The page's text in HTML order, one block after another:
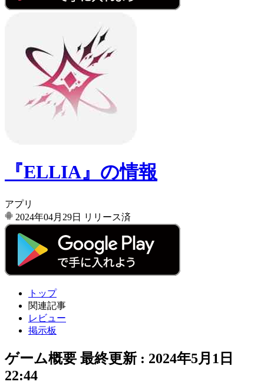
『ELLIA』の情報
アプリ
2024年04月29日
リリース済
トップ
関連記事
レビュー
掲示板
ゲーム概要 最終更新 : 2024年5月1日
22:44